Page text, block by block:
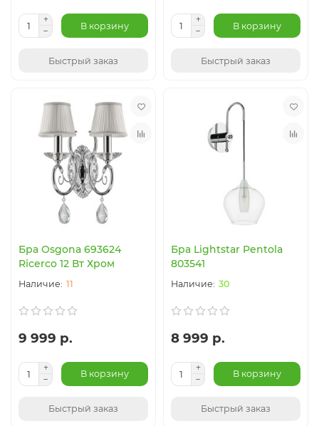
В корзину
Быстрый заказ
В корзину
Быстрый заказ
Бра Osgona 693624
Ricerco 12 Вт Хром
11
9 999 р.
В корзину
Быстрый заказ
Бра Lightstar Pentola
803541
30
8 999 р.
В корзину
Быстрый заказ